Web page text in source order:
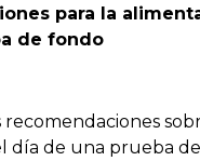
para la
de fondo
recomendaciones
día de una prueba